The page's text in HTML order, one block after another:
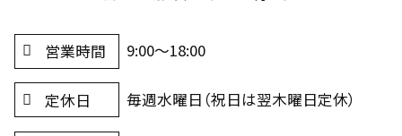
営業時間 9:00～18:00
定休日 毎週水曜日（祝日は翌木曜日定休）